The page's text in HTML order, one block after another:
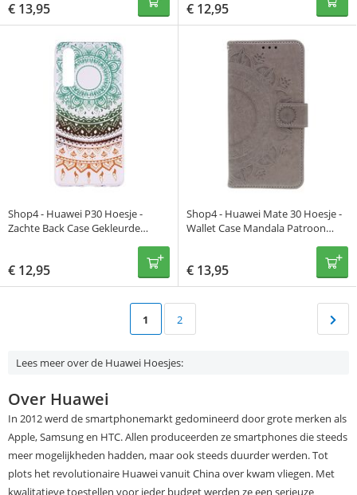
€ 13,95 € 12,95
Shop4 - Huawei P30 Hoesje -
Zachte Back Case Gekleurde
€ 12,95
Shop4 - Huawei Mate 30 Hoesje -
Wallet Case Mandala Patroon
€ 13,95
1 2
Lees meer over de Huawei Hoesjes:
Over Huawei
In 2012 werd de smartphonemarkt gedomineerd door grote merken als
Apple, Samsung en HTC. Allen produceerden ze smartphones die steeds
meer mogelijkheden hadden, maar ook steeds duurder werden. Tot
plots het revolutionaire Huawei vanuit China over kwam vliegen. Met
kwalitatieve toestellen voor ieder budget werden ze een serieuze